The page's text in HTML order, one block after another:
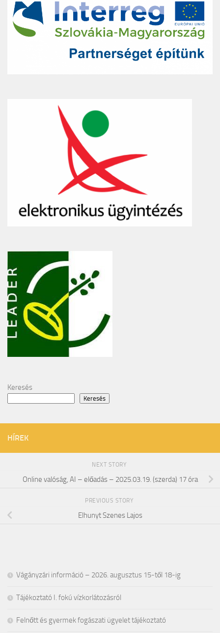
Keresés
Keresés
HÍREK
NEXT STORY
Online valóság, AI – előadás – 2025.03.19. (szerda) 17 óra
PREVIOUS STORY
Elhunyt Szenes Lajos
Vágányzári információ – 2026. augusztus 15-től 18-ig
Tájékoztató I. fokú vízkorlátozásról
Felnőtt és gyermek fogászati ügyelet tájékoztató